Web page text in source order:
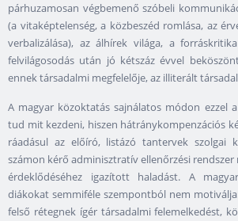
párhuzamosan végbemenő szóbeli
(a vitaképtelenség, a közbeszéd romlása, az
verbalizálása), az álhírek világa, a
felvilágosodás után jó kétszáz évvel
ennek társadalmi megfelelője, az illiterált
A magyar közoktatás sajnálatos módon ezzel
tud mit kezdeni, hiszen hátránykompenzációs
ráadásul az előíró, listázó tantervek szolgai
számon kérő adminisztratív ellenőrzési
érdeklődéséhez igazított haladást. A
diákokat semmiféle szempontból nem
felső rétegnek ígér társadalmi felemelkedést,